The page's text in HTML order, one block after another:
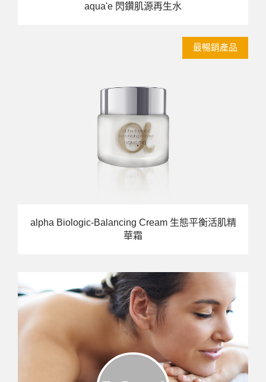
aqua'e 閃鑽肌源再生水
最暢銷產品
alpha Biologic-Balancing Cream 生態平衡活肌精
華霜